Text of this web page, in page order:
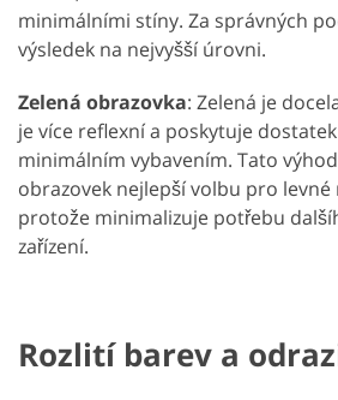
minimálními stíny. Za správných
výsledek na nejvyšší úrovni.
Zelená obrazovka: Zelená je
je více reflexní a poskytuje
minimálním vybavením. Tato
obrazovek nejlepší volbu pro
protože minimalizuje potřebu
zařízení.
Rozlití barev a